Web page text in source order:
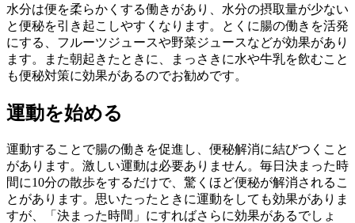
水分は便を柔らかくする働きがあり、水分の摂取量が少ない
と便秘を引き起こしやすくなります。とくに腸の働きを活発
にする、フルーツジュースや野菜ジュースなどが効果があり
ます。また朝起きたときに、まっさきに水や牛乳を飲むこと
も便秘対策に効果があるのでお勧めです。
運動を始める
運動することで腸の働きを促進し、便秘解消に結びつくこと
があります。激しい運動は必要ありません。毎日決まった時
間に10分の散歩をするだけで、驚くほど便秘が解消されるこ
とがあります。思いたったときに運動をしても効果がありま
すが、「決まった時間」にすればさらに効果があるでしょ